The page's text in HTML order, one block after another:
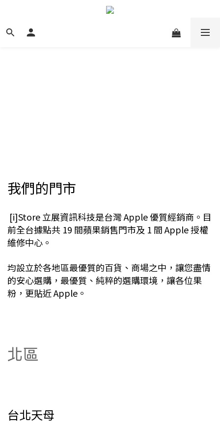
我們的門市
[i]Store 立展資訊科技是台灣 Apple 優質經銷商。目
前全台據點共 19 間蘋果銷售門市及 1 間 Apple 授權
維修中心。
均設立於各地區最優質的百貨、商場之中，讓您盡情
的安心選購，最優質、純粹的選購環境，讓各位果
粉，更貼近 Apple。
北區
台北天母